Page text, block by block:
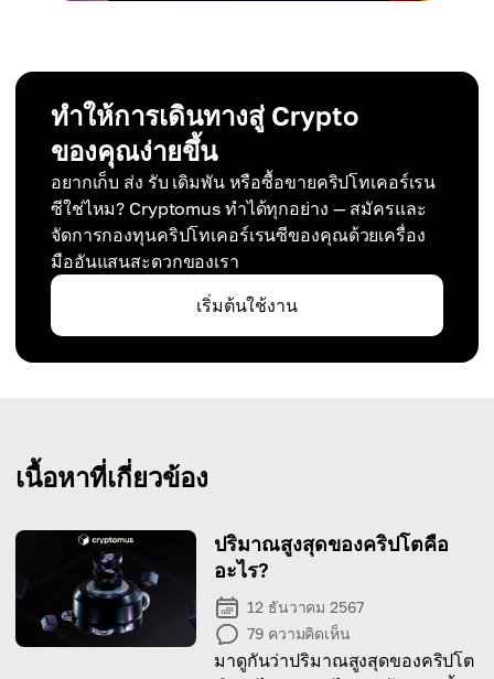
ทำให้การเดินทางสู่ Crypto
ของคุณง่ายขึ้น
อยากเก็บ ส่ง รับ เดิมพัน หรือซื้อขายคริปโทเคอร์เรน
ซีใช่ไหม? Cryptomus ทำได้ทุกอย่าง — สมัครและ
จัดการกองทุนคริปโทเคอร์เรนซีของคุณด้วยเครื่อง
มืออันแสนสะดวกของเรา
เริ่มต้นใช้งาน
เนื้อหาที่เกี่ยวข้อง
ปริมาณสูงสุดของคริปโตคือ
อะไร?
12 ธันวาคม 2567
79 ความคิดเห็น
มาดูกันว่าปริมาณสูงสุดของคริปโต